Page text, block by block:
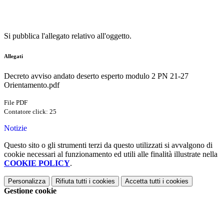
Si pubblica l'allegato relativo all'oggetto.
Allegati
Decreto avviso andato deserto esperto modulo 2 PN 21-27
Orientamento.pdf
File PDF
Contatore click: 25
Notizie
Questo sito o gli strumenti terzi da questo utilizzati si avvalgono di
cookie necessari al funzionamento ed utili alle finalità illustrate nella
COOKIE POLICY.
Personalizza Rifiuta tutti i cookies Accetta tutti i cookies
Gestione cookie